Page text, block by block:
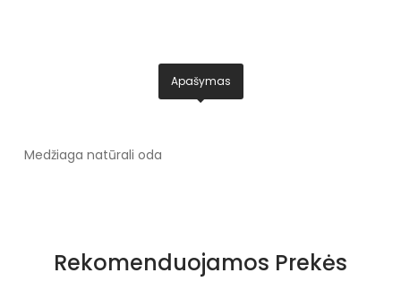
Apašymas
Medžiaga natūrali oda
Rekomenduojamos Prekės